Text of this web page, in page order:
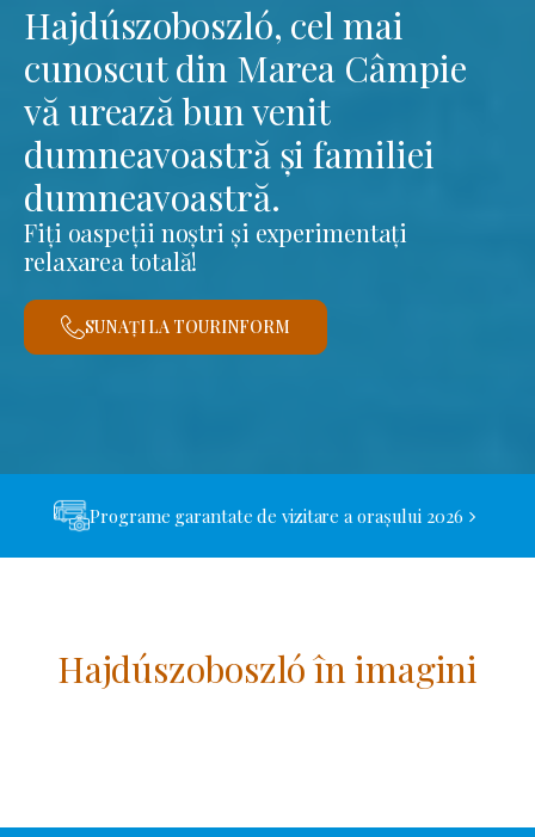
Hajdúszoboszló, cel mai
cunoscut din Marea Câmpie
vă urează bun venit
dumneavoastră și familiei
dumneavoastră.
Fiți oaspeții noștri și experimentați
relaxarea totală!
SUNAȚI LA TOURINFORM
Programe garantate de vizitare a orașului 2026
Hajdúszoboszló în imagini